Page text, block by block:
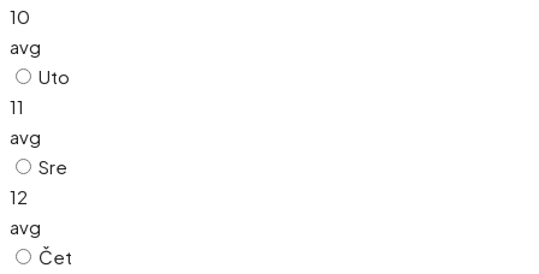
10
avg
Uto
11
avg
Sre
12
avg
Čet